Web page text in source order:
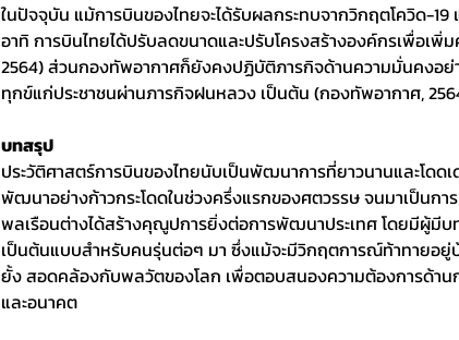
ในปัจจุบัน แม้การบินของไทยจะได้รับผลกระทบจากวิกฤตโควิด-
อาทิ การบินไทยได้ปรับลดขนาดและปรับโครงสร้างองค์กรเพื่อเพิ่
2564) ส่วนกองทัพอากาศก็ยังคงปฏิบัติภารกิจด้านความมั่นคงอย่
ทุกข์แก่ประชาชนผ่านภารกิจฝนหลวง เป็นต้น (กองทัพอากาศ,
บทสรุป
ประวัติศาสตร์การบินของไทยนับเป็นพัฒนาการที่ยาวนานและโด
พัฒนาอย่างก้าวกระโดดในช่วงครึ่งแรกของศตวรรษ จนมาเป็นก
พลเรือนต่างได้สร้างคุณูปการยิ่งต่อการพัฒนาประเทศ โดยมีผู้
เป็นต้นแบบสำหรับคนรุ่นต่อๆ มา ซึ่งแม้จะมีวิกฤตการณ์ท้าทายอ
ยั้ง สอดคล้องกับพลวัตของโลก เพื่อตอบสนองความต้องการด้าน
และอนาคต